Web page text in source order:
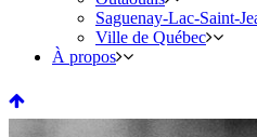
Saguenay-Lac-Saint-
Ville de Québec
À propos